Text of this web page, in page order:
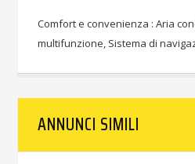
Comfort e convenienza : Aria
multifunzione, Sistema di
ANNUNCI SIMILI